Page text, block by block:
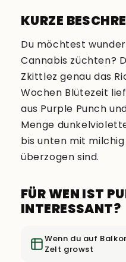
KURZE
Du möchtest
Cannabis züchten?
Zkittlez genau das
Wochen Blütezeit
aus Purple Punch
Menge
bis unten mit
überzogen sind.
FÜR WEN IST
INTERESSANT?
Wenn du auf
Zelt growst